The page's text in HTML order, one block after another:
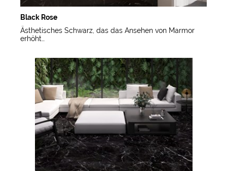
Black Rose
Ästhetisches Schwarz, das das Ansehen von Marmor
erhöht…